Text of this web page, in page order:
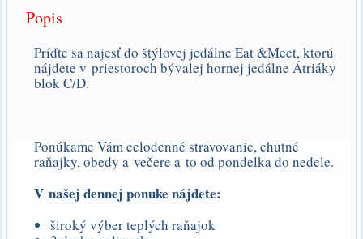
Popis
Príďte sa najesť do štýlovej jedálne Eat &Meet, ktorú
nájdete v priestoroch bývalej hornej jedálne Átriáky
blok C/D.
Ponúkame Vám celodenné stravovanie, chutné
raňajky, obedy a večere a to od pondelka do nedele.
V našej dennej ponuke nájdete:
široký výber teplých raňajok